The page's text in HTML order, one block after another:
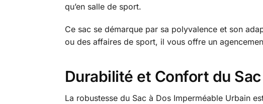
qu’en salle de sport.
Ce sac se démarque par sa polyvalence et son
ou des affaires de sport, il vous offre un
Durabilité et Confort du
La robustesse du Sac à Dos Imperméable Urbain